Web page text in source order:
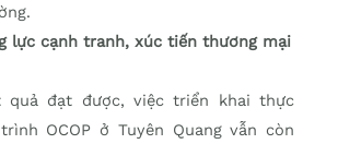
lực cạnh tranh, xúc tiến thương mại
quả đạt được, việc triển khai thực
OCOP ở Tuyên Quang vẫn còn